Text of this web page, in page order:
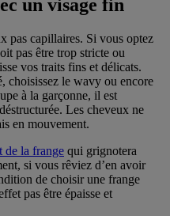
un visage fin
pas capillaires. Si vous optez
pas être trop stricte ou
vos traits fins et délicats.
choisissez le wavy ou encore
à la garçonne, il est
Les cheveux ne
en mouvement.
de la frange qui grignotera
si vous rêviez d’en avoir
de choisir une frange
pas être épaisse et